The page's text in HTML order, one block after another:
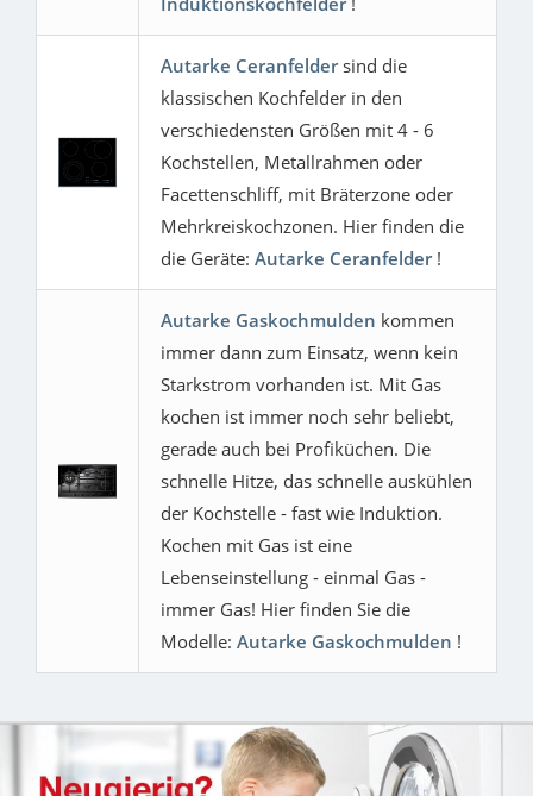
Autarke Ceranfeldersind die
klassischen Kochfelder in den
verschiedensten Größen mit 4 - 6
Kochstellen, Metallrahmen oder
Facettenschliff, mit Bräterzone oder
Mehrkreiskochzonen. Hier finden die
die Geräte: Autarke Ceranfelder!
Autarke Gaskochmulden kommen
immer dann zum Einsatz, wenn kein
Starkstrom vorhanden ist. Mit Gas
kochen ist immer noch sehr beliebt,
gerade auch bei Profiküchen. Die
schnelle Hitze, das schnelle auskühlen
der Kochstelle - fast wie Induktion.
Kochen mit Gas ist eine
Lebenseinstellung - einmal Gas -
immer Gas! Hier finden Sie die
Modelle: Autarke Gaskochmulden !